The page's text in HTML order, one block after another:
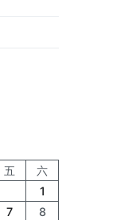
五
六
1
7
8